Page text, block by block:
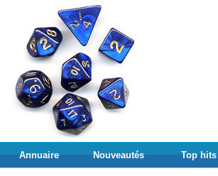
Annuaire Nouveautés Top hits